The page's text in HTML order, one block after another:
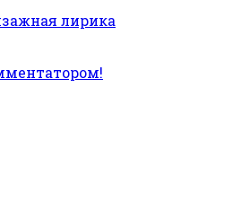
лирика